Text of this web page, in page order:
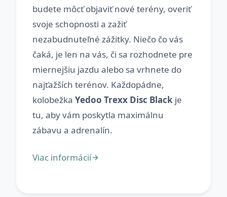
budete môcť objaviť nové terény, overiť
svoje schopnosti a zažiť
nezabudnuteľné zážitky. Niečo čo vás
čaká, je len na vás, či sa rozhodnete pre
miernejšiu jazdu alebo sa vrhnete do
najťažších terénov. Každopádne,
kolobežka Yedoo Trexx Disc Black je
tu, aby vám poskytla maximálnu